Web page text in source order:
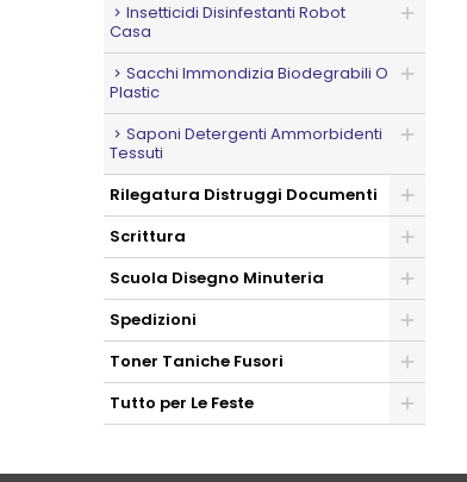
Insetticidi Disinfestanti Robot
Casa
Sacchi Immondizia Biodegrabili O
Plastic
Saponi Detergenti Ammorbidenti
Tessuti
Rilegatura Distruggi Documenti
Scrittura
Scuola Disegno Minuteria
Spedizioni
Toner Taniche Fusori
Tutto per Le Feste